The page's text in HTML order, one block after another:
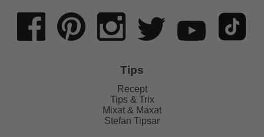
Tips
Recept
Tips & Trix
Mixat & Maxat
Stefan Tipsar